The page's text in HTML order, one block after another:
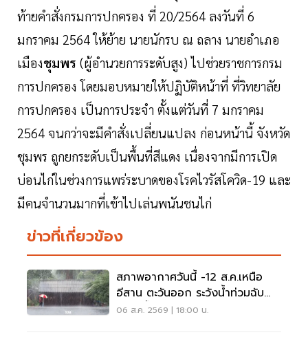
ท้ายคำสั่งกรมการปกครอง ที่ 20/2564 ลงวันที่ 6
มกราคม 2564 ให้ย้าย นายนักรบ ณ ถลาง นายอำเภอ
เมืองชุมพร (ผู้อำนวยการระดับสูง) ไปช่วยราชการกรม
การปกครอง โดยมอบหมายให้ปฏิบัติหน้าที่ ที่วิทยาลัย
การปกครอง เป็นการประจำ ตั้งแต่วันที่ 7 มกราคม
2564 จนกว่าจะมีคำสั่งเปลี่ยนแปลง ก่อนหน้านี้ จังหวัด
ชุมพร ถูกยกระดับเป็นพื้นที่สีแดง เนื่องจากมีการเปิด
บ่อนไก่ในช่วงการแพร่ระบาดของโรคไวรัสโควิด-19 และ
มีคนจำนวนมากที่เข้าไปเล่นพนันชนไก่
ข่าวที่เกี่ยวข้อง
สภาพอากาศวันนี้ -12 ส.ค.เหนือ
อีสาน ตะวันออก ระวังน้ำท่วมฉับ
พลัน น้ำป่าไหลหลาก
06 ส.ค. 2569 | 18:00 น.